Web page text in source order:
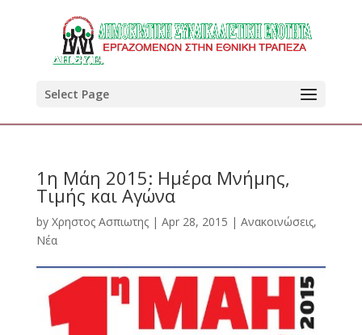
Select Page
1η Μάη 2015: Ημέρα Μνήμης,
Τιμής και Αγώνα
by Χρηστος Ασπιωτης| Apr 28, 2015 | Ανακοινώσεις,
Νέα